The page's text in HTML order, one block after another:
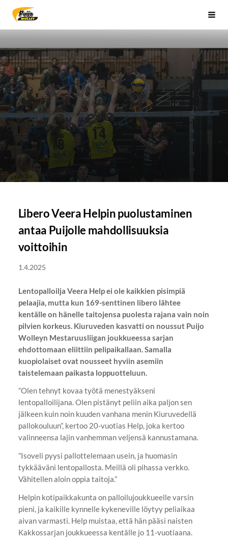
Siirry
sivun
Sivuston etusivulle
Libero Veera Helpin puolustaminen
antaa Puijolle mahdollisuuksia
voittoihin
1.4.2025
Lentopalloilja Veera Help ei ole kaikkien pisimpiä
pelaajia, mutta kun 169-senttinen libero lähtee
kentälle on hänelle taitojensa puolesta rajana vain noin
pilvien korkeus. Kiuruveden kasvatti on noussut Puijo
Wolleyn Mestaruusliigan joukkueessa sarjan
ehdottomaan eliittiin pelipaikallaan. Samalla
kuopiolaiset ovat nousseet hyviin asemiin
taistelemaan paikasta loppuotteluun.
”Olen tehnyt kovaa työtä menestyäkseni
lentopalloilijana. Olen pistänyt peliin aika paljon sen
jälkeen kuin noin kuuden vanhana menin Kiuruvedellä
pallokouluun”, kertoo 20-vuotias Help, joka kertoo
valinneensa lajin vanhemman veljensä kannustamana.
”Isoveli pyysi pallottelemaan usein, ja huomasin
tykkääväni lentopallosta. Meillä oli pihassa verkko.
Vähitellen aloin oppia taitoja.”
Helpin kotipaikkakunta on palloilujoukkueelle varsin
pieni, ja kaikille kynnelle kykeneville löytyy peliaikaa
aivan varmasti. Help muistaa, että hän pääsi naisten
Kakkossarjan joukkueessa kentälle jo 11-vuotiaana.